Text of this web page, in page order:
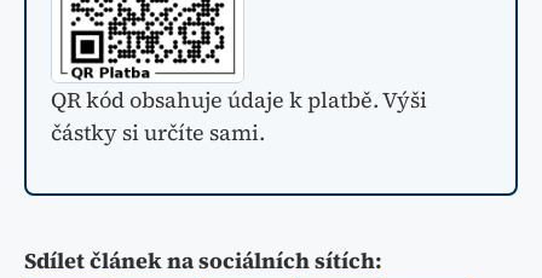
QR kód obsahuje údaje k platbě. Výši
částky si určíte sami.
Sdílet článek na sociálních sítích: